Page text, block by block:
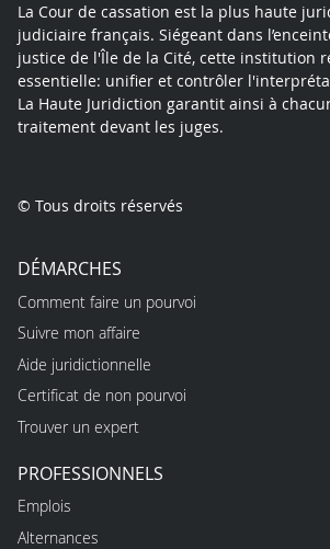
La Cour de cassation est la plus haute
judiciaire français. Siégeant dans
justice de l'Île de la Cité, cette institution
essentielle: unifier et contrôler
La Haute Juridiction garantit ainsi à
traitement devant les juges.
© Tous droits réservés
DÉMARCHES
Comment faire un pourvoi
Suivre mon affaire
Aide juridictionnelle
Certificat de non pourvoi
Trouver un expert
PROFESSIONNELS
Emplois
Alternances